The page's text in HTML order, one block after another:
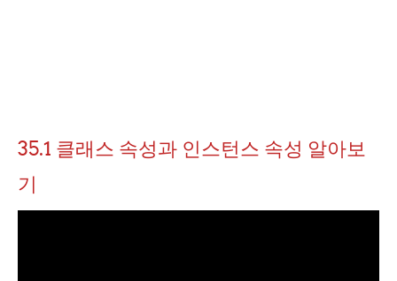
35.1 클래스 속성과 인스턴스 속성 알아보
기